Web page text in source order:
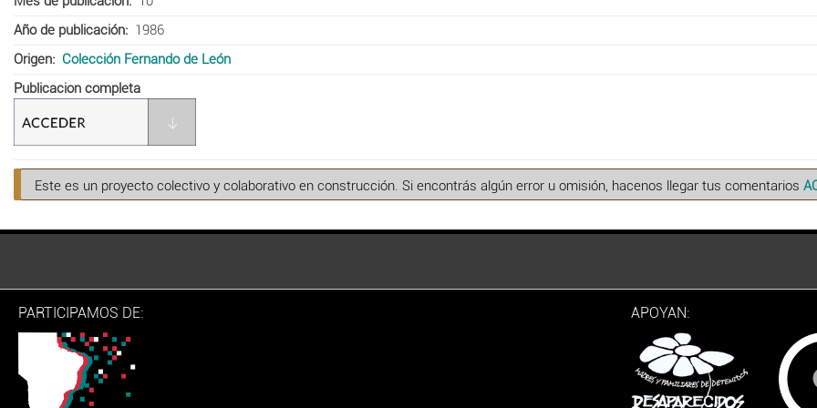
Año de publicación
1986
Origen
Colección Fernando de León
Publicacion completa
Este es un proyecto colectivo y colaborativo en construcción. Si encontrás algún error u omisión, hacenos llegar tus comentarios
PARTICIPAMOS DE: APOYAN: